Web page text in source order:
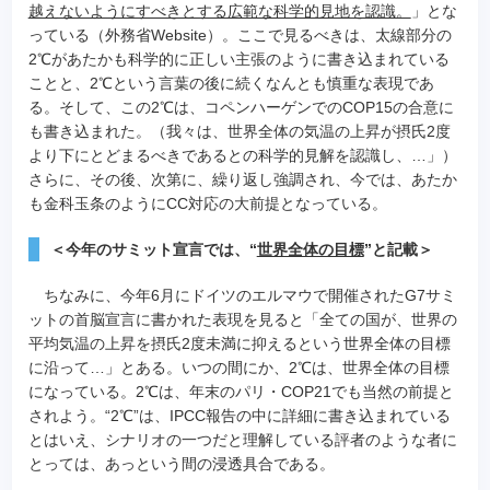
越えないようにすべきとする広範な科学的見地を認識。
」とな
っている（外務省Website）。ここで見るべきは、太線部分の
2℃があたかも科学的に正しい主張のように書き込まれている
ことと、2℃という言葉の後に続くなんとも慎重な表現であ
る。そして、この2℃は、コペンハーゲンでのCOP15の合意に
も書き込まれた。（我々は、世界全体の気温の上昇が摂氏2度
より下にとどまるべきであるとの科学的見解を認識し、…」）
さらに、その後、次第に、繰り返し強調され、今では、あたか
も金科玉条のようにCC対応の大前提となっている。
＜今年のサミット宣言では、“世界全体の目標”と記載＞
ちなみに、今年6月にドイツのエルマウで開催されたG7サミ
ットの首脳宣言に書かれた表現を見ると「全ての国が、世界の
平均気温の上昇を摂氏2度未満に抑えるという世界全体の目標
に沿って…」とある。いつの間にか、2℃は、世界全体の目標
になっている。2℃は、年末のパリ・COP21でも当然の前提と
されよう。“2℃”は、IPCC報告の中に詳細に書き込まれている
とはいえ、シナリオの一つだと理解している評者のような者に
とっては、あっという間の浸透具合である。